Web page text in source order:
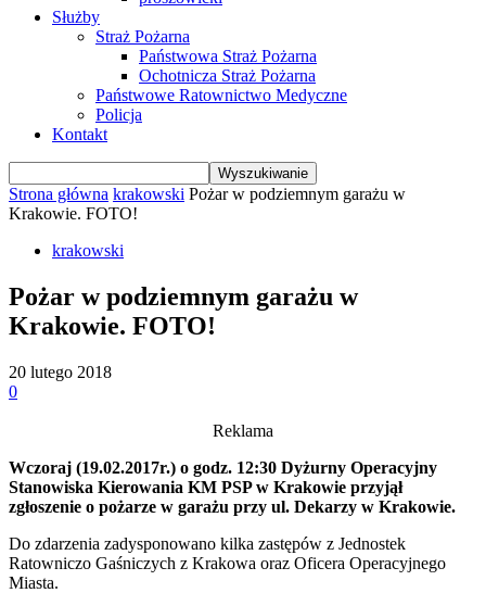
Służby
Straż Pożarna
Państwowa Straż Pożarna
Ochotnicza Straż Pożarna
Państwowe Ratownictwo Medyczne
Policja
Kontakt
Strona główna krakowski Pożar w podziemnym garażu w
Krakowie. FOTO!
krakowski
Pożar w podziemnym garażu w
Krakowie. FOTO!
20 lutego 2018
0
Reklama
Wczoraj (19.02.2017r.) o godz. 12:30 Dyżurny Operacyjny
Stanowiska Kierowania KM PSP w Krakowie przyjął
zgłoszenie o pożarze w garażu przy ul. Dekarzy w Krakowie.
Do zdarzenia zadysponowano kilka zastępów z Jednostek
Ratowniczo Gaśniczych z Krakowa oraz Oficera Operacyjnego
Miasta.